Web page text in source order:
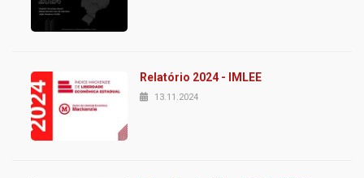
Relatório 2024 - IMLEE
13.11.2024